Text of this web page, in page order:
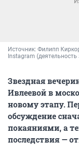
Источник: Филипп
Instagram
Звездная
Ивлеевой в
новому этапу.
обсуждение
покаяниями, а
последствия —